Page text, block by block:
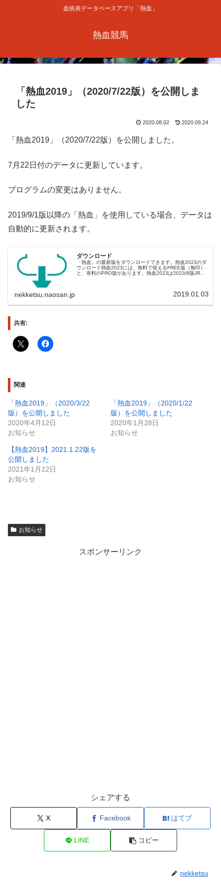
血統表データベースアプリ「熱血」
熱血競馬
「熱血2019」（2020/7/22版）を公開しま
した
2020.08.02 2020.09.24
「熱血2019」（2020/7/22版）を公開しました。
7月22日付のデータに更新しています。
プログラムの変更はありません。
2019/9/1版以降の「熱血」を使用している場合、データは
自動的に更新されます。
ダウンロード
「熱血」の最新版をダウンロードできます。熱血2023のダ
ウンロード熱血2023には、無料で使えるFREE版（無印）
と、有料のPRO版があります。熱血2023は2023/8版JRA-
nekketsu.naosan.jp 2019.01.03
共有:
関連
「熱血2019」（2020/3/22
版）を公開しました
2020年4月12日
お知らせ
「熱血2019」（2020/1/22
版）を公開しました
2020年1月28日
お知らせ
【熱血2019】2021.1.22版を
公開しました
2021年1月22日
お知らせ
お知らせ
スポンサーリンク
シェアする
X Facebook はてブ
LINE コピー
nekketsu